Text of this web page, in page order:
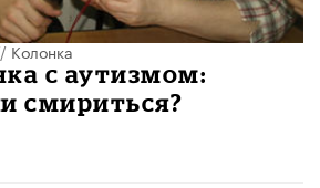
Колонка
с аутизмом:
смириться?